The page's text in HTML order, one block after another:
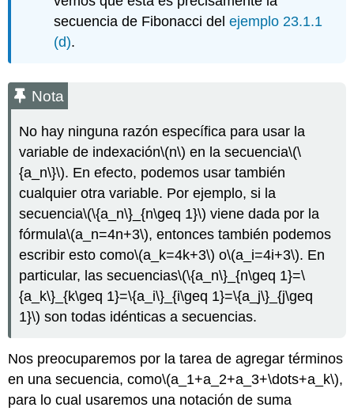
secuencia de Fibonacci delejemplo 23.1.1
(d).
Nota
No hay ninguna razón específica para usar la
variable de indexación\(n\) en la secuencia\(\
{a_n\}\). En efecto, podemos usar también
cualquier otra variable. Por ejemplo, si la
secuencia\(\{a_n\}_{n\geq 1}\) viene dada por la
fórmula\(a_n=4n+3\), entonces también podemos
escribir esto como\(a_k=4k+3\) o\(a_i=4i+3\). En
particular, las secuencias\(\{a_n\}_{n\geq 1}=\
{a_k\}_{k\geq 1}=\{a_i\}_{i\geq 1}=\{a_j\}_{j\geq
1}\) son todas idénticas a secuencias.
Nos preocuparemos por la tarea de agregar términos
en una secuencia, como\(a_1+a_2+a_3+\dots+a_k\),
para lo cual usaremos una notación de suma